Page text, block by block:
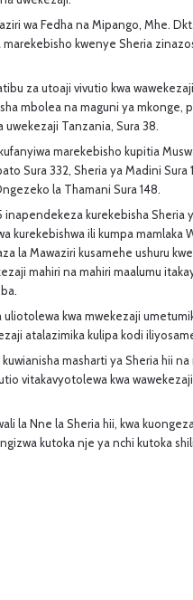
wa Fedha na Mipango, Mhe.
kwenye Sheria
za utoaji vivutio kwa
mbolea na maguni ya mkonge,
Tanzania, Sura 38.
marekebisho kupitia
Sura 332, Sheria ya Madini Sura
la Thamani Sura 148.
kurekebisha Sheria
kurekebishwa ili kumpa mamlaka
la Mawaziri kusamehe ushuru
mahiri na mahiri maalumu
kwa mwekezaji
atalazimika kulipa kodi
masharti ya Sheria hii na
vitakavyotolewa kwa
la Nne la Sheria hii, kwa
kutoka nje ya nchi kutoka